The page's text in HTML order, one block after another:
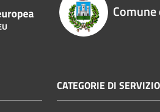
CATEGORIE DI SERVIZIO